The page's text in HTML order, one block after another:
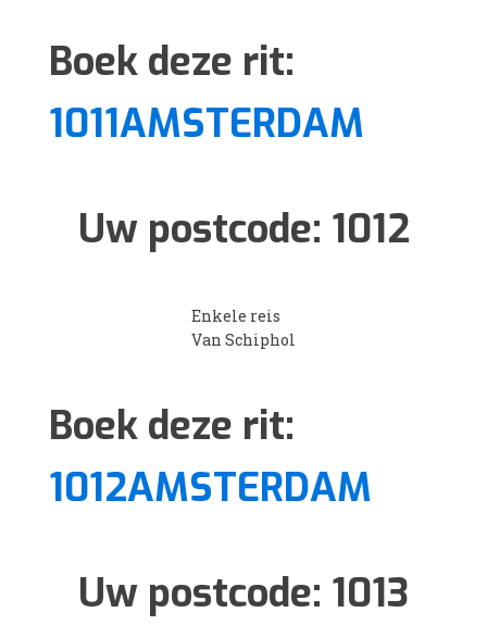
Boek deze rit:
1011AMSTERDAM
Uw postcode: 1012
Enkele reis
Van Schiphol
Boek deze rit:
1012AMSTERDAM
Uw postcode: 1013